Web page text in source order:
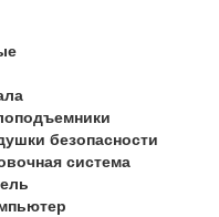
безопасности
система